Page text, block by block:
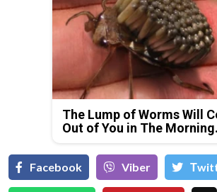
The Lump of Worms Will
Out of You in The
Facebook Viber